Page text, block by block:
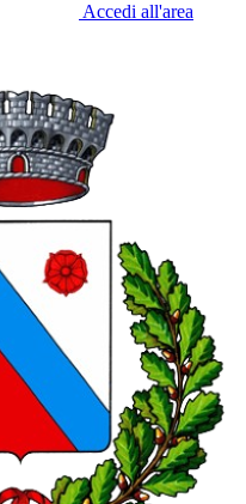
Accedi all'area